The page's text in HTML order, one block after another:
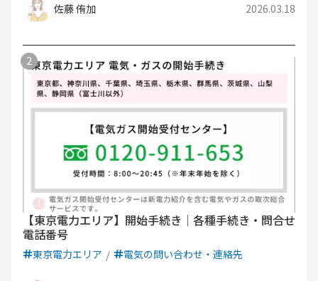
佐藤 侑加 2026.03.18
【東京電力エリア】開始手続き｜各種手続き・問合せ
電話番号
東京電力エリア 電気の問い合わせ・連絡先